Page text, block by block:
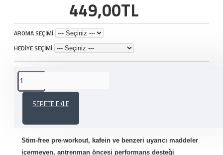
449,00TL
AROMA SEÇİMİ
HEDİYE SEÇİMİ
SEPETE EKLE
Stim-free pre-workout, kafein ve benzeri uyarıcı maddeler
içermeyen, antrenman öncesi performans desteği